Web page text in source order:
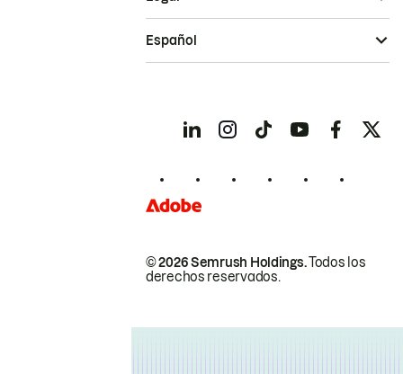
© 2026 Semrush Holdings.Todos los
derechos reservados.
Español